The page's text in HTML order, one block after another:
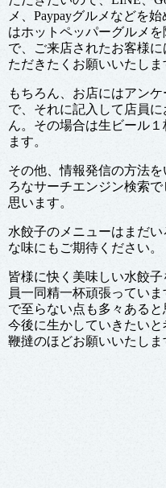
メ、Paypayグルメなどを
はホットペッパーグルメ
で、ご来店されたお客様
ただきたくお願いいたしま
もちろん、お店にはアン
で、それに記入して店員
ん。その場合は生ビール
ます。
その他、情報発信の方法
ろなサーチエンジン検索
思います。
水餃子のメニューはまだ
な味にもご期待ください。
皆様に快く美味しい水餃
員一同精一杯頑張ってい
で至らない点も多々ある
今後に生かしていきたい
鞭撻のほどお願いいたしま